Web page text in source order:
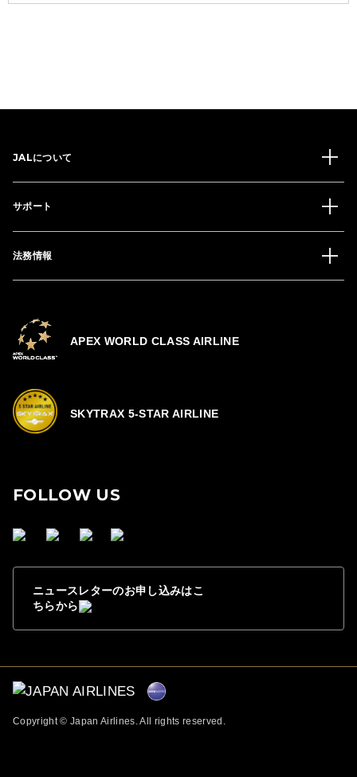
JALについて
サポート
法務情報
APEX WORLD CLASS AIRLINE
SKYTRAX 5-STAR AIRLINE
FOLLOW US
ニュースレターのお申し込みはこ
ちらから
Copyright © Japan Airlines. All rights reserved.